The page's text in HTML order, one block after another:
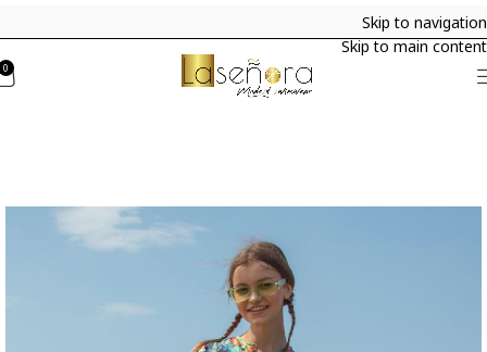
Skip to navigation
Skip to main content
0